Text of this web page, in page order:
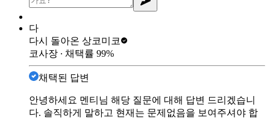
다
다시 돌아온 상코미코
코사장 ∙ 채택률 99%
채택된 답변
안녕하세요 멘티님 해당 질문에 대해 답변 드리겠습니
다. 솔직하게 말하고 현재는 문제없음을 보여주셔야 합